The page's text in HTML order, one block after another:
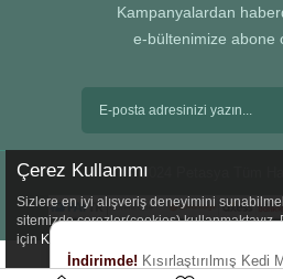
Kampanyalardan
e-bültenimize abone
© 2024 Petasya Tüm
İndirimde! Kısırlaştırılmış Kedi
Çerez Kullanımı
Sizlere en iyi alışveriş deneyimini
sitemizde çerezler(cookies) kullanmaktayız.
için Kvkk